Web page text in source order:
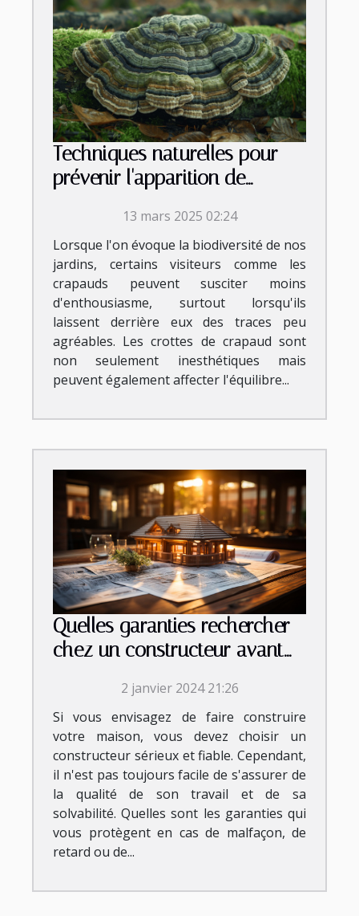
Techniques naturelles pour
prévenir l'apparition de
13 mars 2025 02:24
Lorsque l'on évoque la biodiversité de nos
jardins, certains visiteurs comme les
crapauds peuvent susciter moins
d'enthousiasme, surtout lorsqu'ils
laissent derrière eux des traces peu
agréables. Les crottes de crapaud sont
non seulement inesthétiques mais
peuvent également affecter l'équilibre...
Quelles garanties rechercher
chez un constructeur avant
2 janvier 2024 21:26
Si vous envisagez de faire construire
votre maison, vous devez choisir un
constructeur sérieux et fiable. Cependant,
il n'est pas toujours facile de s'assurer de
la qualité de son travail et de sa
solvabilité. Quelles sont les garanties qui
vous protègent en cas de malfaçon, de
retard ou de...